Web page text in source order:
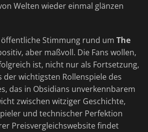
Welten wieder einmal glänzen
Stimmung rund um The
aber maßvoll. Die Fans wollen,
ist, nicht nur als Fortsetzung,
der wichtigsten Rollenspiele des
das in Obsidians unverkennbarem
zwischen witziger Geschichte,
und technischer Perfektion
Preisvergleichswebsite findet